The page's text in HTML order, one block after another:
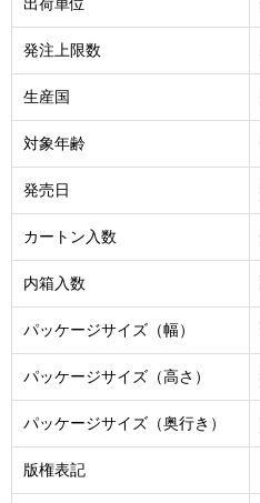
発注上限数
生産国
対象年齢
発売日
カートン入数
内箱入数
パッケージサイズ（幅）
パッケージサイズ（高さ）
パッケージサイズ（奥行き）
版権表記